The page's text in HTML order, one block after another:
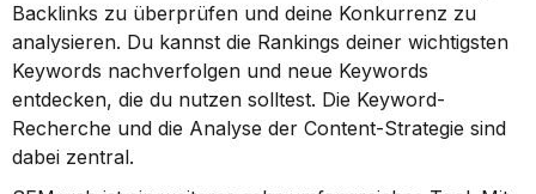
Backlinks zu überprüfen und deine Konkurrenz zu
analysieren. Du kannst die Rankings deiner wichtigsten
Keywords nachverfolgen und neue Keywords
entdecken, die du nutzen solltest. Die Keyword-
Recherche und die Analyse der Content-Strategie sind
dabei zentral.